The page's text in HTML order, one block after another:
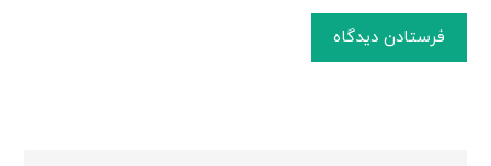
فرستادن دیدگاه